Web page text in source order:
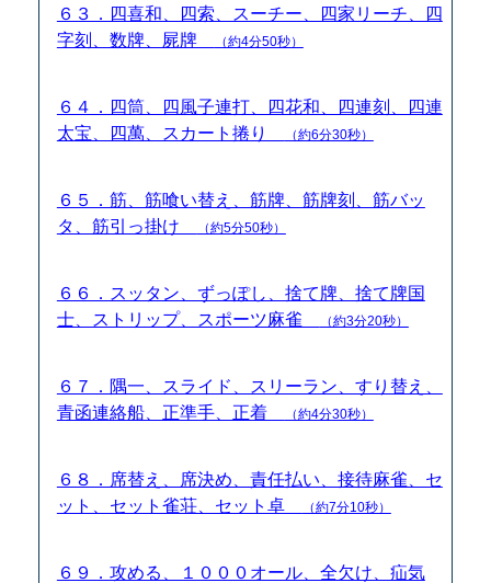
６３．四喜和、四索、スーチー、四家リーチ、四
字刻、数牌、屍牌
（約4分50秒）
６４．四筒、四風子連打、四花和、四連刻、四連
太宝、四萬、スカート捲り
（約6分30秒）
６５．筋、筋喰い替え、筋牌、筋牌刻、筋バッ
タ、筋引っ掛け
（約5分50秒）
６６．スッタン、ずっぽし、捨て牌、捨て牌国
士、ストリップ、スポーツ麻雀
（約3分20秒）
６７．隅一、スライド、スリーラン、すり替え、
青函連絡船、正準手、正着
（約4分30秒）
６８．席替え、席決め、責任払い、接待麻雀、セ
ット、セット雀荘、セット卓
（約7分10秒）
６９．攻める、１０００オール、全欠け、疝気